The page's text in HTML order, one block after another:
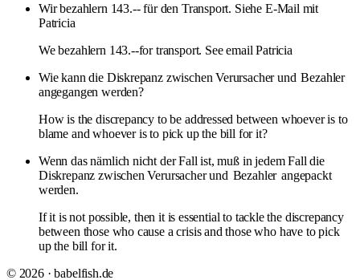
Wir bezahlern 143.-- für den Transport. Siehe E-Mail mit
Patricia
We bezahlern 143.--for transport. See email Patricia
Wie kann die Diskrepanz zwischen Verursacher und Bezahler
angegangen werden?
How is the discrepancy to be addressed between whoever is to
blame and whoever is to pick up the bill for it?
Wenn das nämlich nicht der Fall ist, muß in jedem Fall die
Diskrepanz zwischen Verursacher und Bezahler angepackt
werden.
If it is not possible, then it is essential to tackle the discrepancy
between those who cause a crisis and those who have to pick
up the bill for it.
© 2026 · babelfish.de